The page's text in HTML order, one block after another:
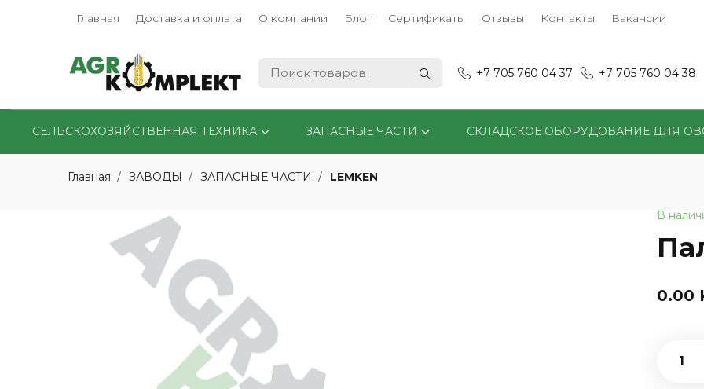
Главная Доставка и оплата О компании Блог Сертификаты Отзывы Контакты Вакансии
+7 705 760 04 37 +7 705 760 04 38
СЕЛЬСКОХОЗЯЙСТВЕННАЯ ТЕХНИКА ЗАПАСНЫЕ ЧАСТИ СКЛАДСКОЕ ОБОРУДОВАНИЕ ДЛЯ
Главная ЗАВОДЫ ЗАПАСНЫЕ ЧАСТИ LEMKEN
В
0.00